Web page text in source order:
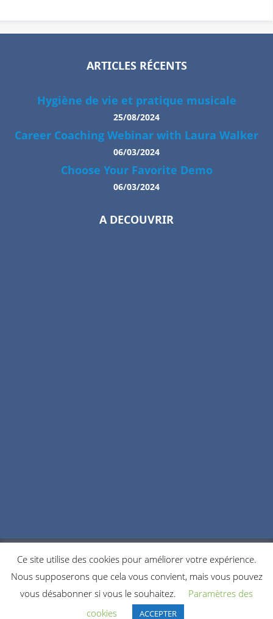
ARTICLES RÉCENTS
Hygiène de vie et pratique musicale
25/08/2024
Career Coaching Webinar with Laura Walker
06/03/2024
Choose Your Favorite Demo
06/03/2024
A DECOUVRIR
POLITIQUE DE CONFIDENTIALITÉ
COOKIES
NOUS CONTACTER
© 2021 Copyright by Accordeonistes.fr. All rights reserved.
Ce site utilise des cookies pour améliorer votre expérience.
Nous supposerons que cela vous convient, mais vous pouvez
vous désabonner si vous le souhaitez.
Paramètres des
cookies
ACCEPTER